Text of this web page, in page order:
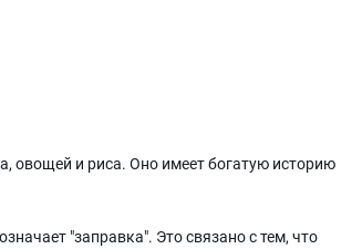
овощей и риса. Оно имеет богатую историю
"заправка". Это связано с тем, что